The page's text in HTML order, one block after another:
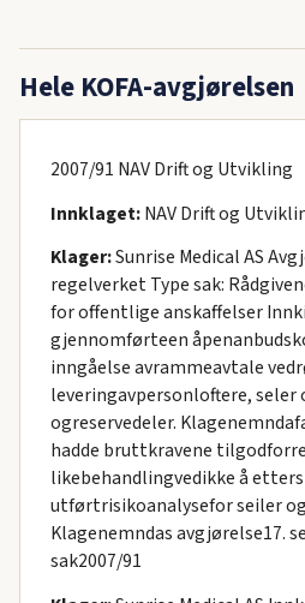
Hele KOFA-avgjørelsen
2007/91 NAV Drift og Utvikling
Innklaget:NAV Drift og
Klager:Sunrise Medical AS
regelverket Type sak:
for offentlige anskaffelser
gjennomførteen
inngåelse avrammeavtale
leveringavpersonloftere,
ogreservedeler.
hadde bruttkravene
likebehandlingvedikke å
utførtrisikoanalysefor seiler
Klagenemndas avgjørelse17.
sak2007/91